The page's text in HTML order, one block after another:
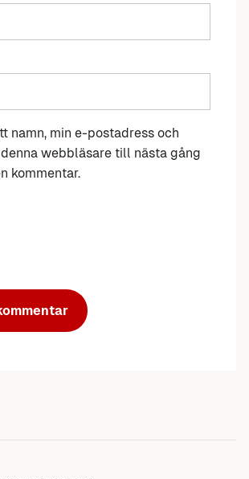
namn, min e-postadress och
webbläsare till nästa gång
kommentar.